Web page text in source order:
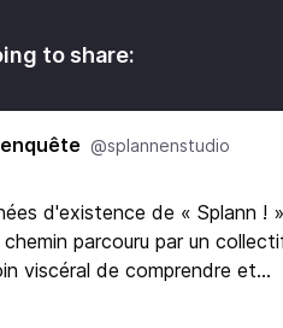
to share:
@splannenstudio
d'existence de « Splann !
parcouru par un
viscéral de comprendre et
bretonne.